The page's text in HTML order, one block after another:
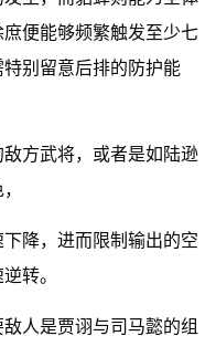
便能够频繁触发至少七
别留意后排的防护能
方武将，或者是如陆逊
降，进而限制输出的空
转。
人是贾诩与司马懿的组